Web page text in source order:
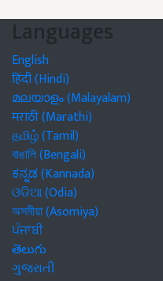
Languages
English
हिंदी (Hindi)
മലയാളം (Malayalam)
मराठी (Marathi)
தமிழ் (Tamil)
বাঙালি (Bengali)
ಕನ್ನಡ (Kannada)
ଓଡିଆ (Odia)
অসমীয়া (Asomiya)
ਪੰਜਾਬੀ
తెలుగు
ગુજરાતી